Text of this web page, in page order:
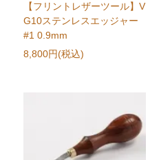
【フリントレザーツール】V
G10ステンレスエッジャー
#1 0.9mm
8,800円(税込)